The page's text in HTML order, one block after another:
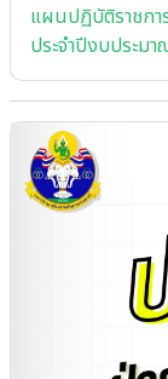
แผนปฏิบัติราชการ มหาวิทยาลัยการกีฬาแห่งชาติ วิทยาเขตก
ประจําปีงบประม